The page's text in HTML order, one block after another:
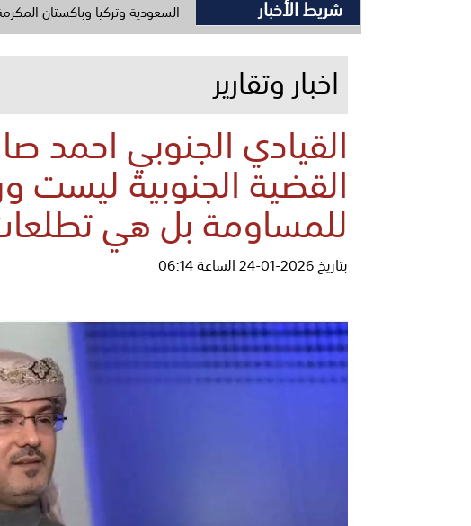
شريط الأخبار
لقمة مكة اتفاق الدفاع المشترك بين السعودية وتركيا وباكستان المكرمة للدفاع
اخبار وتقارير
القيادي الجنوبي احمد
القضية الجنوبية ليست
للمساومة بل هي
بتاريخ 2026-01-24 الساعة 06:14